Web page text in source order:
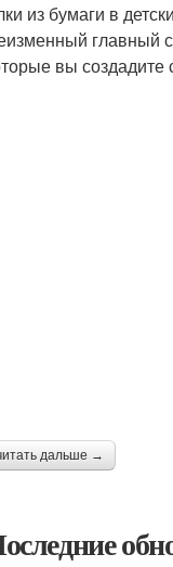
из бумаги в
главный
вы
дальше →